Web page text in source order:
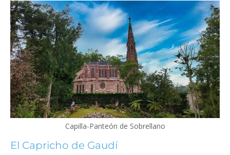
Capilla-Panteón de Sobrellano
El Capricho de Gaudí